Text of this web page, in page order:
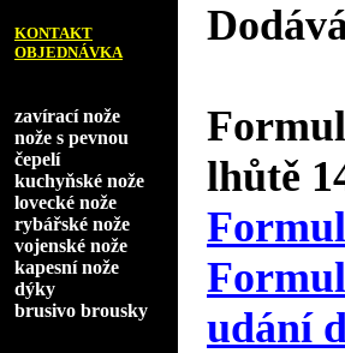
KONTAKT
OBJEDNÁVKA
zavírací nože
nože s pevnou
čepelí
kuchyňské nože
lovecké nože
rybářské nože
vojenské nože
kapesní nože
dýky
brusivo brousky
lhůtě
udání